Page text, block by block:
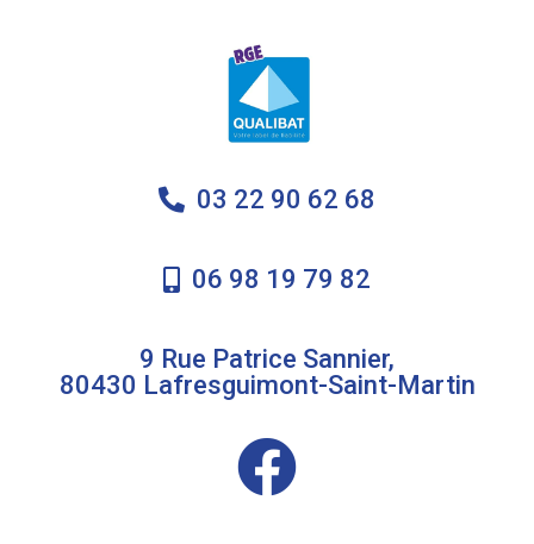
03 22 90 62 68
06 98 19 79 82
9 Rue Patrice Sannier,
80430 Lafresguimont-Saint-Martin